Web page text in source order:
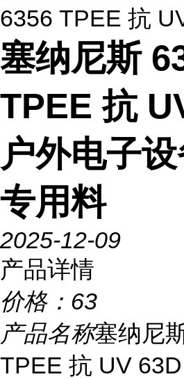
6356 TPEE 抗
塞纳尼斯
TPEE 抗
户外电子
专用料
2025-12-09
产品详情
价格： 63
产品名称塞纳尼
TPEE 抗 UV